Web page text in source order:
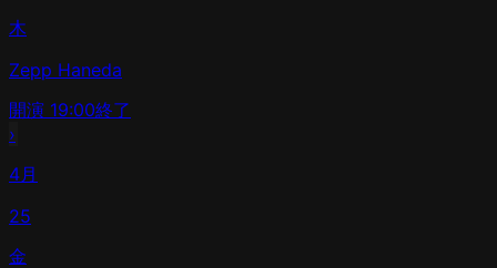
木
Zepp Haneda
開演 19:00終了
›
4月
25
金